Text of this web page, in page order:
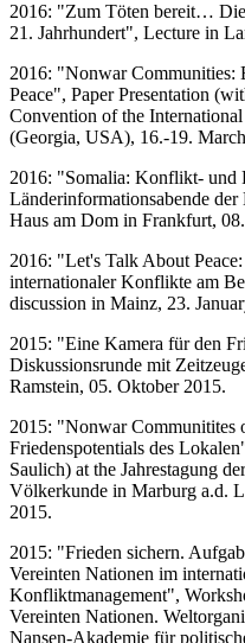
2016: "Zum Töten bereit…
21. Jahrhundert", Lecture in
2016: "Nonwar Communities:
Peace", Paper Presentation
Convention of the
(Georgia, USA), 16.-19.
2016: "Somalia: Konflikt- und
Länderinformationsabende
Haus am Dom in Frankfurt,
2016: "Let's Talk About
internationaler Konflikte am
discussion in Mainz, 23.
2015: "Eine Kamera für den
Diskussionsrunde mit
Ramstein, 05. Oktober 2015.
2015: "Nonwar Communitites
Friedenspotentials des
Saulich) at the Jahrestagung
Völkerkunde in Marburg a.d.
2015.
2015: "Frieden sichern.
Vereinten Nationen im
Konfliktmanagement",
Vereinten Nationen.
Nansen-Akademie für